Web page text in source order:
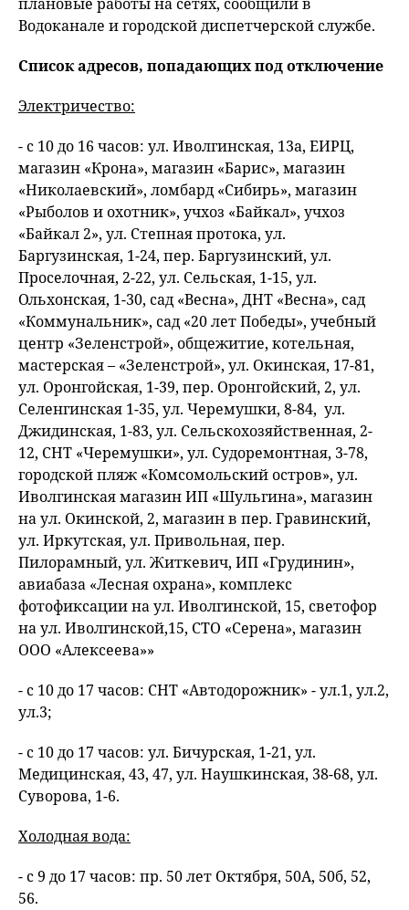
Водоканале и городской диспетчерской службе.
Список адресов, попадающих под отключение
Электричество:
- с 10 до 16 часов: ул. Иволгинская, 13а, ЕИРЦ,
магазин «Крона», магазин «Барис», магазин
«Николаевский», ломбард «Сибирь», магазин
«Рыболов и охотник», учхоз «Байкал», учхоз
«Байкал 2», ул. Степная протока, ул.
Баргузинская, 1-24, пер. Баргузинский, ул.
Проселочная, 2-22, ул. Сельская, 1-15, ул.
Ольхонская, 1-30, сад «Весна», ДНТ «Весна», сад
«Коммунальник», сад «20 лет Победы», учебный
центр «Зеленстрой», общежитие, котельная,
мастерская – «Зеленстрой», ул. Окинская, 17-81,
ул. Оронгойская, 1-39, пер. Оронгойский, 2, ул.
Селенгинская 1-35, ул. Черемушки, 8-84, ул.
Джидинская, 1-83, ул. Сельскохозяйственная, 2-
12, СНТ «Черемушки», ул. Судоремонтная, 3-78,
городской пляж «Комсомольский остров», ул.
Иволгинская магазин ИП «Шульгина», магазин
на ул. Окинской, 2, магазин в пер. Гравинский,
ул. Иркутская, ул. Привольная, пер.
Пилорамный, ул. Житкевич, ИП «Грудинин»,
авиабаза «Лесная охрана», комплекс
фотофиксации на ул. Иволгинской, 15, светофор
на ул. Иволгинской,15, СТО «Серена», магазин
ООО «Алексеева»»
- с 10 до 17 часов: CНТ «Автодорожник» - ул.1, ул.2,
ул.3;
- с 10 до 17 часов: ул. Бичурская, 1-21, ул.
Медицинская, 43, 47, ул. Наушкинская, 38-68, ул.
Суворова, 1-6.
Холодная вода:
- с 9 до 17 часов: пр. 50 лет Октября, 50А, 50б, 52,
56.